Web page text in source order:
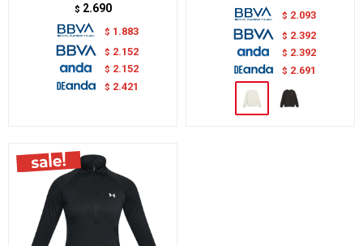
$ 2.690
$ 1.883
$ 2.152
$ 2.152
$ 2.421
$ 2.093
$ 2.392
$ 2.392
$ 2.691